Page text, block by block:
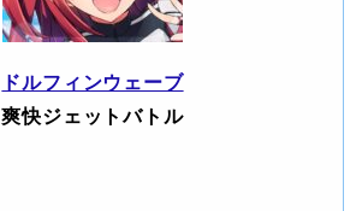
ドルフィンウェーブ
爽快ジェットバトル